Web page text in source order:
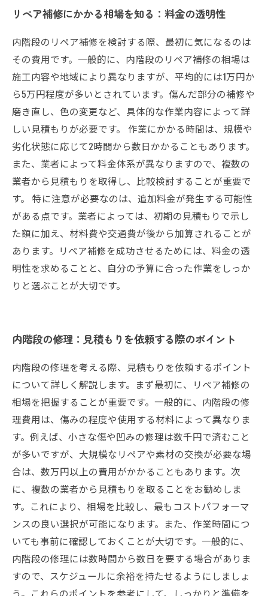
リペア補修にかかる相場を知る：料金の透明性
内階段のリペア補修を検討する際、最初に気になるのは
その費用です。一般的に、内階段のリペア補修の相場は
施工内容や地域により異なりますが、平均的には1万円か
ら5万円程度が多いとされています。傷んだ部分の補修や
磨き直し、色の変更など、具体的な作業内容によって詳
しい見積もりが必要です。 作業にかかる時間は、規模や
劣化状態に応じて2時間から数日かかることもあります。
また、業者によって料金体系が異なりますので、複数の
業者から見積もりを取得し、比較検討することが重要で
す。 特に注意が必要なのは、追加料金が発生する可能性
がある点です。業者によっては、初期の見積もりで示し
た額に加え、材料費や交通費が後から加算されることが
あります。リペア補修を成功させるためには、料金の透
明性を求めることと、自分の予算に合った作業をしっか
りと選ぶことが大切です。
内階段の修理：見積もりを依頼する際のポイント
内階段の修理を考える際、見積もりを依頼するポイント
について詳しく解説します。まず最初に、リペア補修の
相場を把握することが重要です。一般的に、内階段の修
理費用は、傷みの程度や使用する材料によって異なりま
す。例えば、小さな傷や凹みの修理は数千円で済むこと
が多いですが、大規模なリペアや素材の交換が必要な場
合は、数万円以上の費用がかかることもあります。次
に、複数の業者から見積もりを取ることをお勧めしま
す。これにより、相場を比較し、最もコストパフォーマ
ンスの良い選択が可能になります。また、作業時間につ
いても事前に確認しておくことが大切です。一般的に、
内階段の修理には数時間から数日を要する場合がありま
すので、スケジュールに余裕を持たせるようにしましょ
う。これらのポイントを参考にして、しっかりと準備を